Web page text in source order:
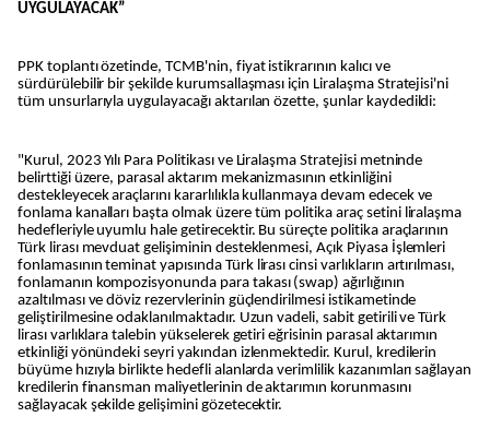
UYGULAYACAK”
PPK toplantı özetinde, TCMB'nin, fiyat istikrarının kalıcı ve
sürdürülebilir bir şekilde kurumsallaşması için Liralaşma Stratejisi'ni
tüm unsurlarıyla uygulayacağı aktarılan özette, şunlar kaydedildi:
"Kurul, 2023 Yılı Para Politikası ve Liralaşma Stratejisi metninde
belirttiği üzere, parasal aktarım mekanizmasının etkinliğini
destekleyecek araçlarını kararlılıkla kullanmaya devam edecek ve
fonlama kanalları başta olmak üzere tüm politika araç setini liralaşma
hedefleriyle uyumlu hale getirecektir. Bu süreçte politika araçlarının
Türk lirası mevduat gelişiminin desteklenmesi, Açık Piyasa İşlemleri
fonlamasının teminat yapısında Türk lirası cinsi varlıkların artırılması,
fonlamanın kompozisyonunda para takası (swap) ağırlığının
azaltılması ve döviz rezervlerinin güçlendirilmesi istikametinde
geliştirilmesine odaklanılmaktadır. Uzun vadeli, sabit getirili ve Türk
lirası varlıklara talebin yükselerek getiri eğrisinin parasal aktarımın
etkinliği yönündeki seyri yakından izlenmektedir. Kurul, kredilerin
büyüme hızıyla birlikte hedefli alanlarda verimlilik kazanımları sağlayan
kredilerin finansman maliyetlerinin de aktarımın korunmasını
sağlayacak şekilde gelişimini gözetecektir.